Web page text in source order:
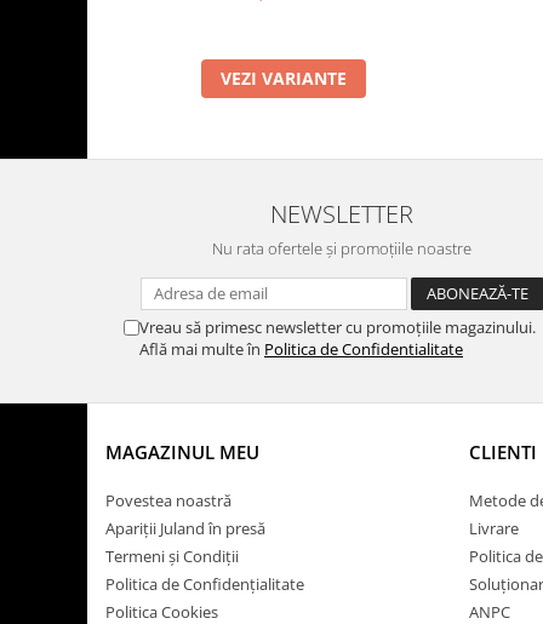
VEZI VARIANTE
NEWSLETTER
Nu rata ofertele și promoțiile noastre
Vreau să primesc newsletter cu promoțiile magazinului.
Află mai multe în Politica de Confidentialitate
MAGAZINUL MEU
Povestea noastră
Apariții Juland în presă
Termeni și Condiții
Politica de Confidențialitate
Politica Cookies
CLIENTI
Metode
Livrare
Politica
ANPC